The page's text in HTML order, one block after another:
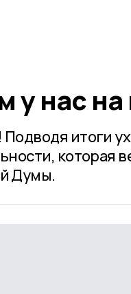
у нас
итоги
которая
Думы.